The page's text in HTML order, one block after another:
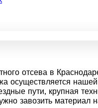
отсева в
осуществляется
пути, крупная
завозить материал